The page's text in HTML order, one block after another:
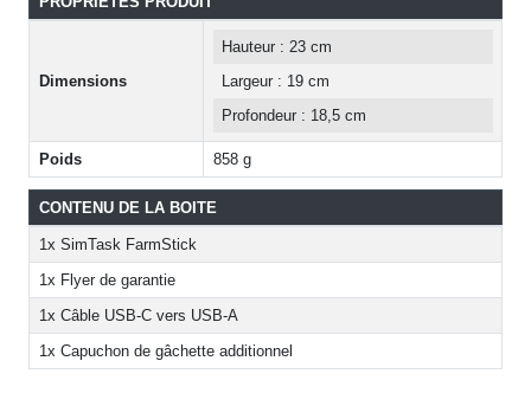
Dimensions
Hauteur : 23 cm
Largeur : 19 cm
Profondeur : 18,5 cm
Poids 858 g
CONTENU DE LA BOITE
1x SimTask FarmStick
1x Flyer de garantie
1x Câble USB-C vers USB-A
1x Capuchon de gâchette additionnel